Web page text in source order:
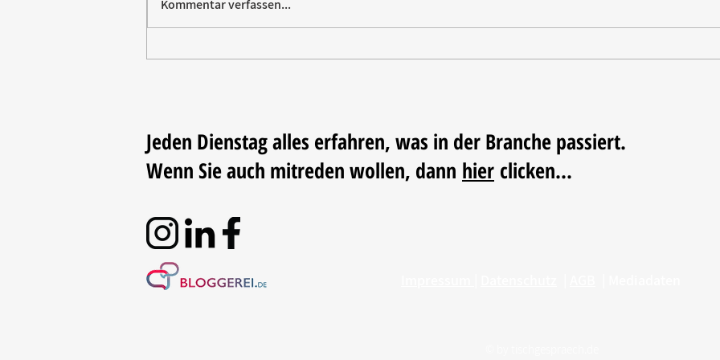
Paw Patrol erobert die
Tischdekoration mit Mehrwert:
Kommentar verfassen...
Jeden Dienstag alles erfahren, was in der Branche passiert.
Wenn Sie auch mitreden wollen, dann hier clicken...